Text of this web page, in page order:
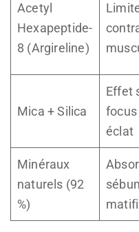
Acetyl
Hexapeptide-
8 (Argireline)
Mica + Silica
Effet
éclat
Minéraux
naturels (92
%)